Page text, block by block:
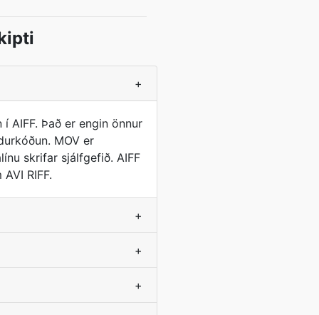
+
AIFF. Það er engin önnur
MOV er
skrifar sjálfgefið. AIFF
RIFF.
+
+
+